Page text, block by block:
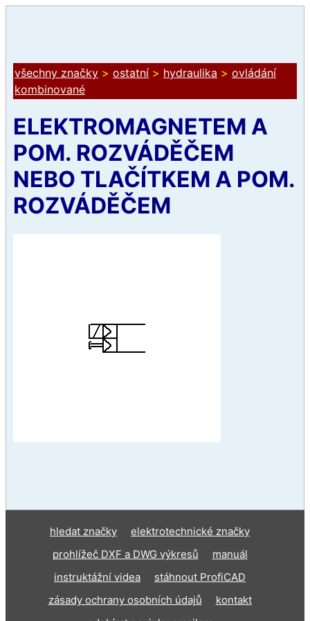
všechny značky > ostatní > hydraulika > ovládání
kombinované
ELEKTROMAGNETEM A
POM. ROZVÁDĚČEM
NEBO TLAČÍTKEM A POM.
ROZVÁDĚČEM
hledat značky
elektrotechnické značky
prohlížeč DXF a DWG výkresů
manuál
instruktážní videa
stáhnout ProfiCAD
zásady ochrany osobních údajů
kontakt